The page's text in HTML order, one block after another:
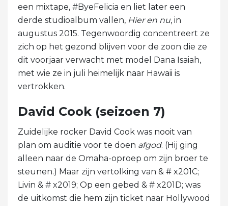
een mixtape, #ByeFelicia en liet later een
derde studioalbum vallen, Hier en nu, in
augustus 2015. Tegenwoordig concentreert ze
zich op het gezond blijven voor de zoon die ze
dit voorjaar verwacht met model Dana Isaiah,
met wie ze in juli heimelijk naar Hawaii is
vertrokken.
David Cook (seizoen 7)
Zuidelijke rocker David Cook was nooit van
plan om auditie voor te doen afgod. (Hij ging
alleen naar de Omaha-oproep om zijn broer te
steunen.) Maar zijn vertolking van & # x201C;
Livin & # x2019; Op een gebed & # x201D; was
de uitkomst die hem zijn ticket naar Hollywood